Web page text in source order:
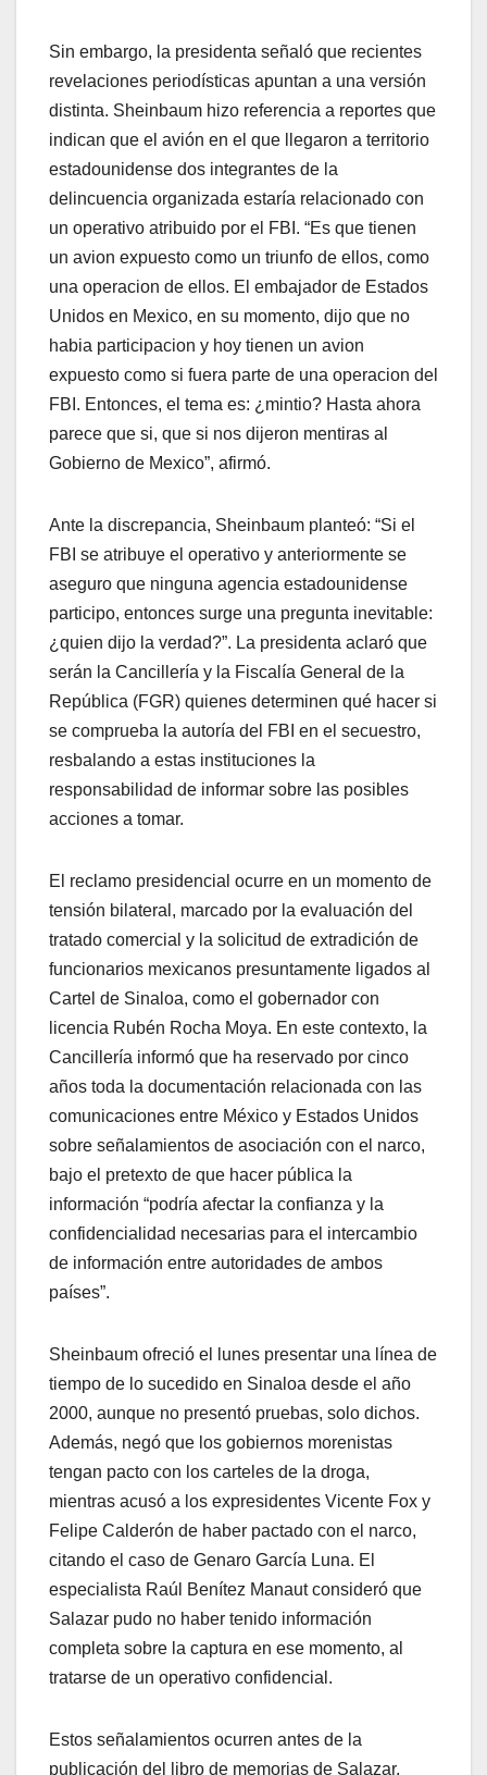
Sin embargo, la presidenta señaló que recientes
revelaciones periodísticas apuntan a una versión
distinta. Sheinbaum hizo referencia a reportes que
indican que el avión en el que llegaron a territorio
estadounidense dos integrantes de la
delincuencia organizada estaría relacionado con
un operativo atribuido por el FBI. “Es que tienen
un avion expuesto como un triunfo de ellos, como
una operacion de ellos. El embajador de Estados
Unidos en Mexico, en su momento, dijo que no
habia participacion y hoy tienen un avion
expuesto como si fuera parte de una operacion del
FBI. Entonces, el tema es: ¿mintio? Hasta ahora
parece que si, que si nos dijeron mentiras al
Gobierno de Mexico”, afirmó.
Ante la discrepancia, Sheinbaum planteó: “Si el
FBI se atribuye el operativo y anteriormente se
aseguro que ninguna agencia estadounidense
participo, entonces surge una pregunta inevitable:
¿quien dijo la verdad?”. La presidenta aclaró que
serán la Cancillería y la Fiscalía General de la
República (FGR) quienes determinen qué hacer si
se comprueba la autoría del FBI en el secuestro,
resbalando a estas instituciones la
responsabilidad de informar sobre las posibles
acciones a tomar.
El reclamo presidencial ocurre en un momento de
tensión bilateral, marcado por la evaluación del
tratado comercial y la solicitud de extradición de
funcionarios mexicanos presuntamente ligados al
Cartel de Sinaloa, como el gobernador con
licencia Rubén Rocha Moya. En este contexto, la
Cancillería informó que ha reservado por cinco
años toda la documentación relacionada con las
comunicaciones entre México y Estados Unidos
sobre señalamientos de asociación con el narco,
bajo el pretexto de que hacer pública la
información “podría afectar la confianza y la
confidencialidad necesarias para el intercambio
de información entre autoridades de ambos
países”.
Sheinbaum ofreció el lunes presentar una línea de
tiempo de lo sucedido en Sinaloa desde el año
2000, aunque no presentó pruebas, solo dichos.
Además, negó que los gobiernos morenistas
tengan pacto con los carteles de la droga,
mientras acusó a los expresidentes Vicente Fox y
Felipe Calderón de haber pactado con el narco,
citando el caso de Genaro García Luna. El
especialista Raúl Benítez Manaut consideró que
Salazar pudo no haber tenido información
completa sobre la captura en ese momento, al
tratarse de un operativo confidencial.
Estos señalamientos ocurren antes de la
publicación del libro de memorias de Salazar,